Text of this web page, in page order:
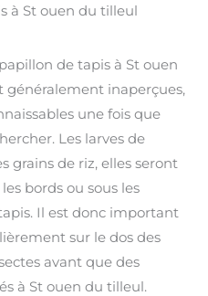
à St ouen du tilleul
de tapis à St ouen
généralement inaperçues,
une fois que
Les larves de
grains de riz, elles seront
bords ou sous les
Il est donc important
sur le dos des
avant que des
à St ouen du tilleul.